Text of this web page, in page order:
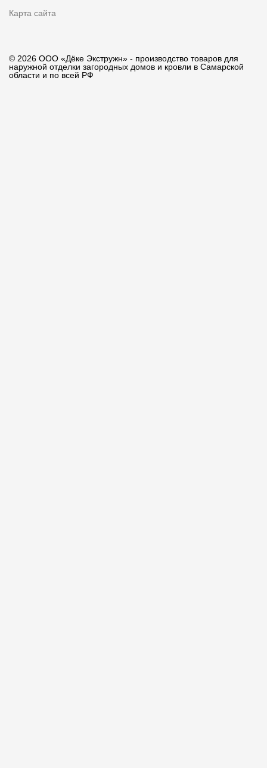
Карта сайта
© 2026 ООО «Дёке Экстружн» - производство товаров для
наружной отделки загородных домов и кровли в Самарской
области и по всей РФ